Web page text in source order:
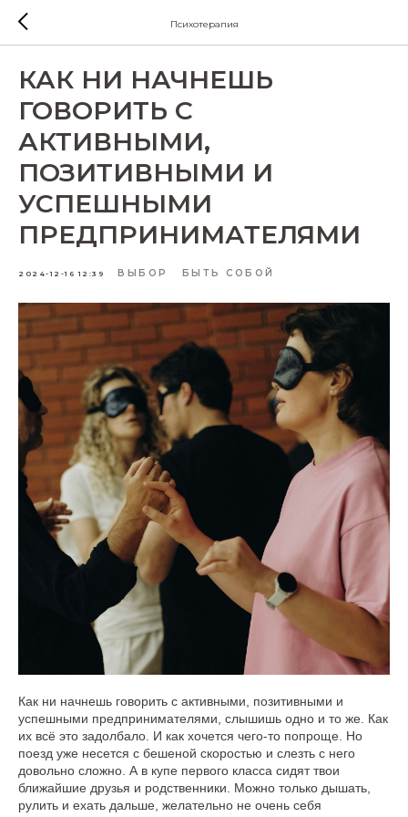
Психотерапия
КАК НИ НАЧНЕШЬ
ГОВОРИТЬ С
АКТИВНЫМИ,
ПОЗИТИВНЫМИ И
УСПЕШНЫМИ
ПРЕДПРИНИМАТЕЛЯМИ
2024-12-16 12:39 ВЫБОР БЫТЬ СОБОЙ
Как ни начнешь говорить с активными, позитивными и
успешными предпринимателями, слышишь одно и то же. Как
их всё это задолбало. И как хочется чего-то попроще. Но
поезд уже несется с бешеной скоростью и слезть с него
довольно сложно. А в купе первого класса сидят твои
ближайшие друзья и родственники. Можно только дышать,
рулить и ехать дальше, желательно не очень себя